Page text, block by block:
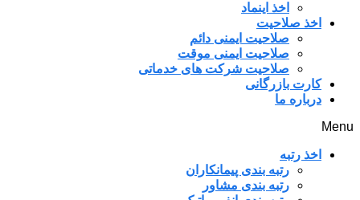
اخذ اینماد
اخذ صلاحیت
صلاحیت ایمنی دائم
صلاحیت ایمنی موقت
صلاحیت شرکت های خدماتی
کارت بازرگانی
درباره ما
Menu
اخذ رتبه
رتبه بندی پیمانکاران
رتبه بندی مشاور